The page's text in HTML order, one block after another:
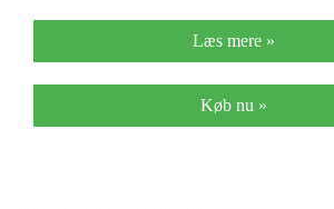
Læs mere »
Køb nu »